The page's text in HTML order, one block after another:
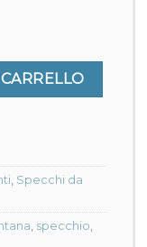
Living quantità
, Specchi da
, specchio,